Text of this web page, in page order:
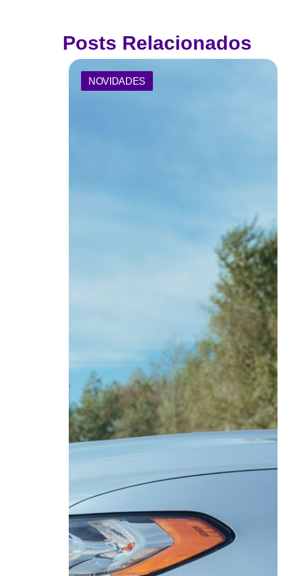
Posts Relacionados
NOVIDADES